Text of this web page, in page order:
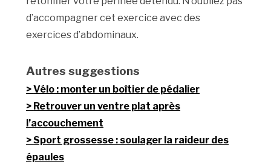
d’accompagner cet exercice avec des
exercices d’abdominaux.
Autres suggestions
Vélo : monter un boîtier de pédalier
Retrouver un ventre plat après
l’accouchement
Sport grossesse : soulager la raideur des
épaules